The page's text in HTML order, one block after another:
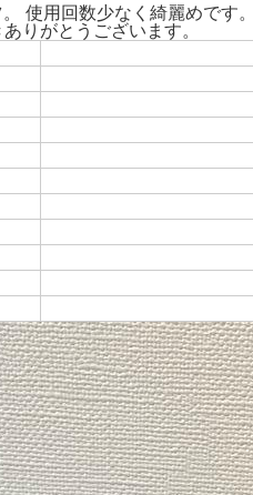
使用回数少なく綺麗めで
りがとうございます。